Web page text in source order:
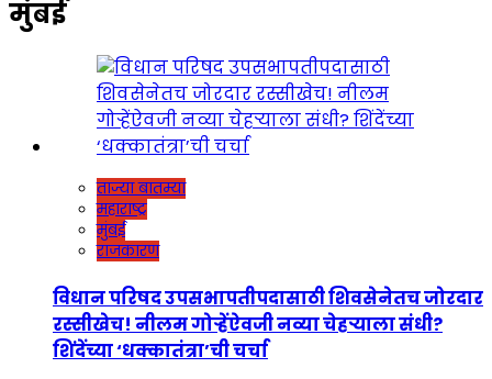
मुंबई
ताज्या बातम्या
महाराष्ट्र
मुंबई
राजकारण
विधान परिषद उपसभापतीपदासाठी शिवसेनेतच जोरदार
रस्सीखेच! नीलम गोऱ्हेंऐवजी नव्या चेहऱ्याला संधी?
शिंदेंच्या ‘धक्कातंत्रा’ची चर्चा